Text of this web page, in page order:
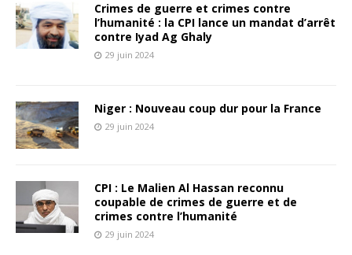
Crimes de guerre et crimes contre
l’humanité : la CPI lance un mandat d’arrêt
contre Iyad Ag Ghaly
29 juin 2024
Niger : Nouveau coup dur pour la France
29 juin 2024
CPI : Le Malien Al Hassan reconnu
coupable de crimes de guerre et de
crimes contre l’humanité
29 juin 2024